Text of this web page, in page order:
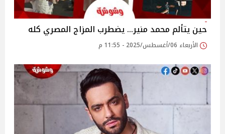
الأربعاء 06/أغسطس/2025 - 11:55 م